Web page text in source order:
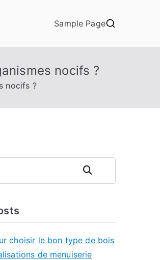
Sample Page
nocifs ?
nocifs ?
Rechercher
choisir le bon type de bois
de menuiserie